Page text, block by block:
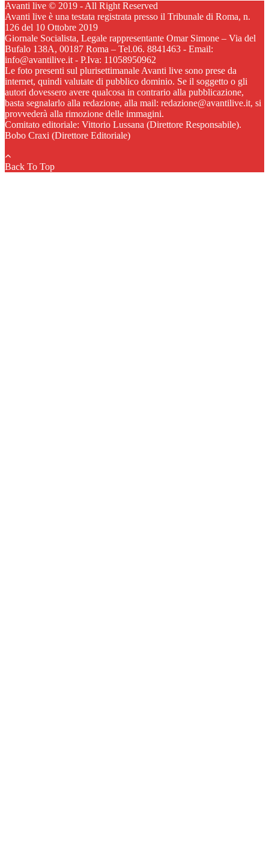
Avanti live © 2019 - All Right Reserved
Avanti live è una testata registrata presso il Tribunale di Roma, n.
126 del 10 Ottobre 2019
Giornale Socialista, Legale rappresentante Omar Simone – Via del
Bufalo 138A, 00187 Roma – Tel.06. 8841463 - Email:
info@avantilive.it - P.Iva: 11058950962
Le foto presenti sul plurisettimanale Avanti live sono prese da
internet, quindi valutate di pubblico dominio. Se il soggetto o gli
autori dovessero avere qualcosa in contrario alla pubblicazione,
basta segnalarlo alla redazione, alla mail: redazione@avantilive.it, si
provvederà alla rimozione delle immagini.
Comitato editoriale: Vittorio Lussana (Direttore Responsabile).
Bobo Craxi (Direttore Editoriale)
Back To Top